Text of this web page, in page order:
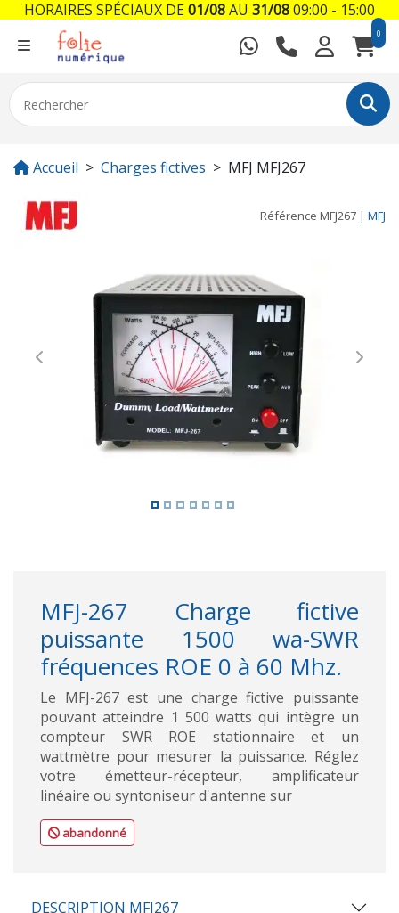
0
Accueil Charges fictives MFJ MFJ267
Référence MFJ267 | MFJ
Previous Next
MFJ-267 Charge fictive
puissante 1500 wa-SWR
fréquences ROE 0 à 60 Mhz.
Le MFJ-267 est une charge fictive puissante
pouvant atteindre 1 500 watts qui intègre un
compteur SWR ROE stationnaire et un
wattmètre pour mesurer la puissance. Réglez
votre émetteur-récepteur, amplificateur
linéaire ou syntoniseur d'antenne sur
abandonné
DESCRIPTION MFJ267
HORAIRES SPÉCIAUX DE01/08AU 31/0809:00 - 15:00